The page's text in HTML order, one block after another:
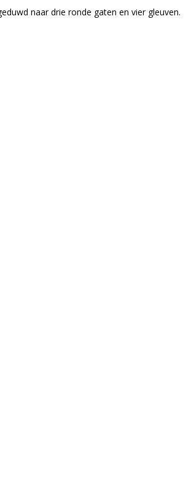
naar drie ronde gaten en vier gleuven.